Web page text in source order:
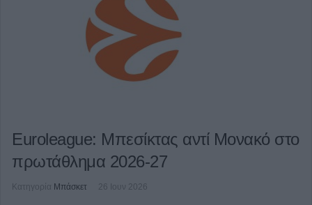
Euroleague: Μπεσίκτας αντί Μονακό στο
πρωτάθλημα 2026-27
Κατηγορία Μπάσκετ 26 Ιουν 2026